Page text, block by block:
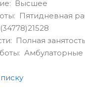
Высшее
Пятидневная
Полная занятость
Амбулаторные